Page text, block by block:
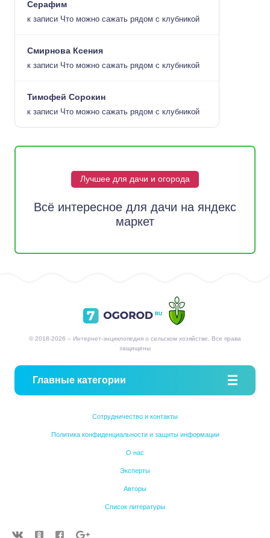
Серафим
к записи Что можно сажать рядом с клубникой
Смирнова Ксения
к записи Что можно сажать рядом с клубникой
Тимофей Сорокин
к записи Что можно сажать рядом с клубникой
Лучшее для дачи и огорода
Всё интересное для дачи на яндекс
маркет
© 2018-2026 – Интернет-энциклопедия о сельском хозяйстве. Все права
защищены
Главные категории
Сотрудничество и контакты
Политика конфиденциальности и защиты информации
О нас
Эксперты
Авторы
Список литературы